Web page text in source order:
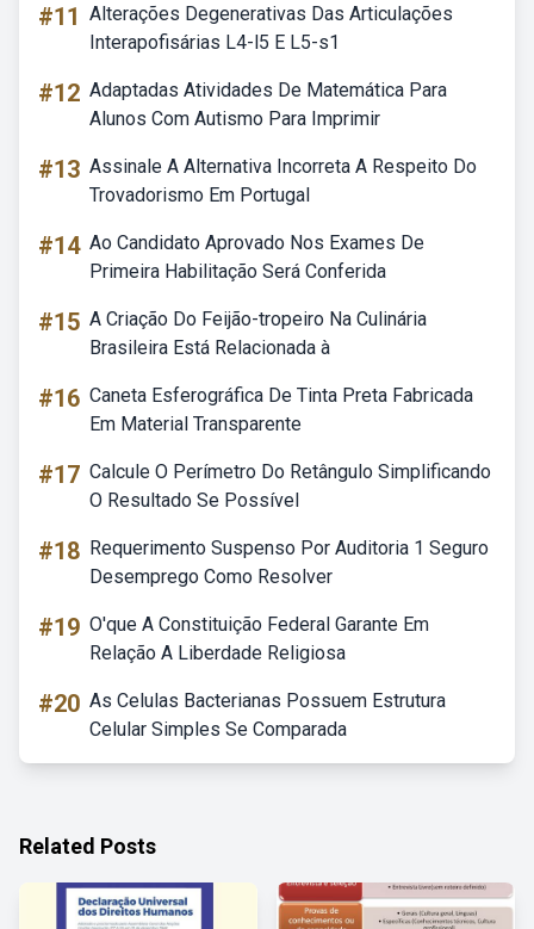
#11 Alterações Degenerativas Das Articulações
Interapofisárias L4-l5 E L5-s1
#12 Adaptadas Atividades De Matemática Para
Alunos Com Autismo Para Imprimir
#13 Assinale A Alternativa Incorreta A Respeito Do
Trovadorismo Em Portugal
#14 Ao Candidato Aprovado Nos Exames De
Primeira Habilitação Será Conferida
#15 A Criação Do Feijão-tropeiro Na Culinária
Brasileira Está Relacionada à
#16 Caneta Esferográfica De Tinta Preta Fabricada
Em Material Transparente
#17 Calcule O Perímetro Do Retângulo Simplificando
O Resultado Se Possível
#18 Requerimento Suspenso Por Auditoria 1 Seguro
Desemprego Como Resolver
#19 O'que A Constituição Federal Garante Em
Relação A Liberdade Religiosa
#20 As Celulas Bacterianas Possuem Estrutura
Celular Simples Se Comparada
Related Posts